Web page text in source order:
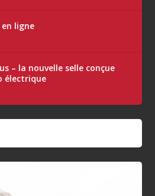
ligne
– la nouvelle selle conçue
électrique